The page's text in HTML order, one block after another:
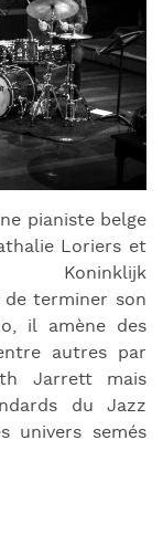
pianiste belge
Loriers et
terminer son
il amène des
autres par
Jarrett mais
du Jazz
univers semés